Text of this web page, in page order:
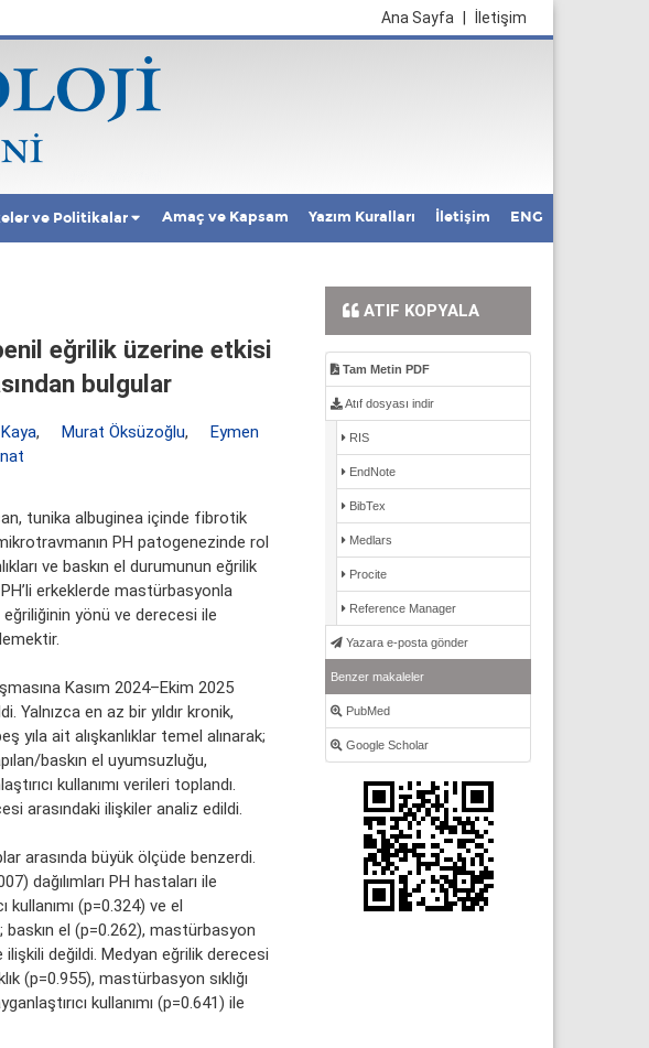
İletişim
Ana Sayfa
ve Politikalar Amaç ve Kapsam Yazım Kuralları İletişim ENG
eğrilik üzerine etkisi
bulgular
, Murat Öksüzoğlu,
Eymen
tunika albuginea içinde fibrotik
PH patogenezinde rol
ve baskın el durumunun eğrilik
erkeklerde mastürbasyonla
eğriliğinin yönü ve derecesi ile
Kasım 2024–Ekim 2025
Yalnızca en az bir yıldır kronik,
yıla ait alışkanlıklar temel alınarak;
baskın el uyumsuzluğu,
kullanımı verileri toplandı.
arasındaki ilişkiler analiz edildi.
arasında büyük ölçüde benzerdi.
dağılımları PH hastaları ile
kullanımı (p=0.324) ve el
el (p=0.262), mastürbasyon
değildi. Medyan eğrilik derecesi
(p=0.955), mastürbasyon sıklığı
kullanımı (p=0.641) ile
ATIF KOPYALA
Tam Metin PDF
Atıf dosyası indir
RIS
EndNote
BibTex
Medlars
Procite
Reference Manager
Yazara e-posta gönder
Benzer makaleler
PubMed
Google Scholar